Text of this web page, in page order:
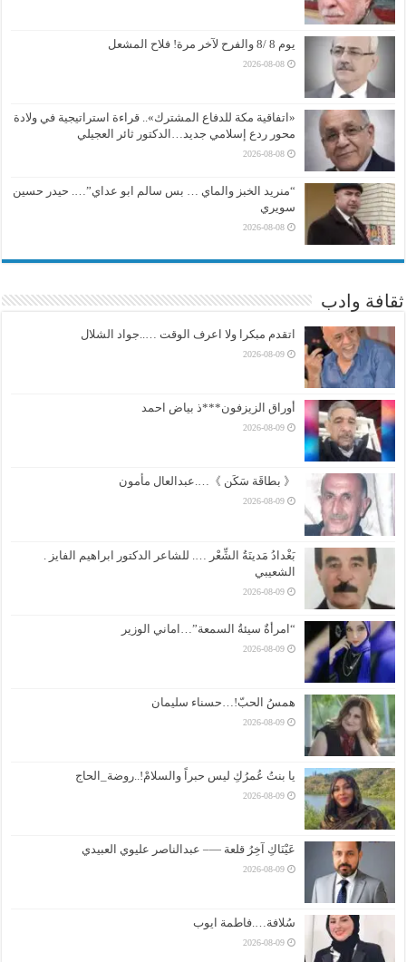
يوم 8 /8 والفرح لآخر مرة! فلاح المشعل
2026-08-08
«اتفاقية مكة للدفاع المشترك».. قراءة استراتيجية في ولادة
محور ردع إسلامي جديد…الدكتور ثائر العجيلي
2026-08-08
“منريد الخبز والماي … بس سالم ابو عداي”…. حيدر حسين
سويري
2026-08-08
ثقافة وادب
اتقدم مبكرا ولا اعرف الوقت …..جواد الشلال
2026-08-09
أوراق الزيزفون***ذ بياض احمد
2026-08-09
《 بطاقَة سَكَن 》….عبدالعال مأمون
2026-08-09
بَغْدادُ مَدينَةُ الشِّعْر …. للشاعر الدكتور ابراهيم الفايز .
الشعيبي
2026-08-09
“امرأةٌ سيئةُ السمعة”…اماني الوزير
2026-08-09
همسُ الحبّ!…حسناء سليمان
2026-08-09
يا بنتُ عُمرُكِ ليس حبراً والسلامْ!..روضة_الحاج
2026-08-09
عَيْنَاكِ آخِرُ قلعة —– عبدالناصر عليوي العبيدي
2026-08-09
سُلافة….فاطمة ايوب
2026-08-09